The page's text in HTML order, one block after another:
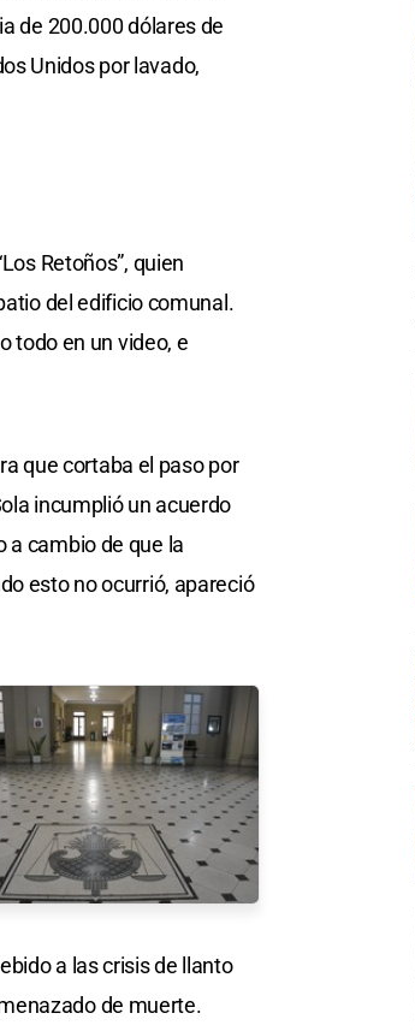
de 200.000 dólares de
Unidos por lavado,
Retoños”, quien
del edificio comunal.
todo en un video, e
que cortaba el paso por
incumplió un acuerdo
a cambio de que la
esto no ocurrió, apareció
a las crisis de llanto
de muerte.